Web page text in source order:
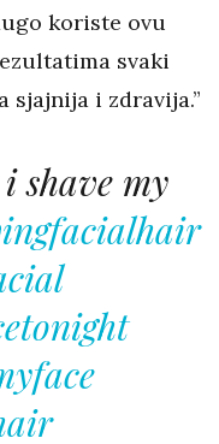
koriste ovu
svaki
sjajnija i zdravija.”
shave my